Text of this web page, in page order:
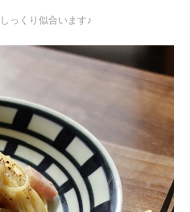
っくり似合います♪